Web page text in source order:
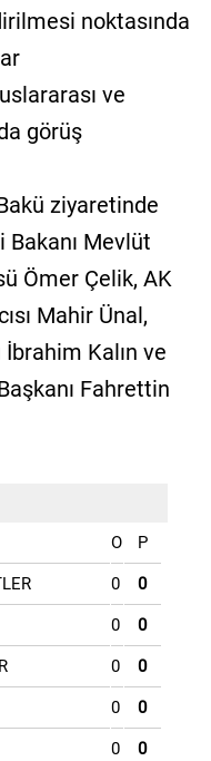
noktasında
ve
görüş
ziyaretinde
Bakanı Mevlüt
Ömer Çelik, AK
Mahir Ünal,
İbrahim Kalın ve
Fahrettin
O P
0 0
0 0
0 0
0 0
0 0